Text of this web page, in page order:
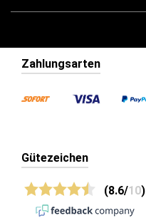
Zahlungsarten
Gütezeichen
(8.6/10)